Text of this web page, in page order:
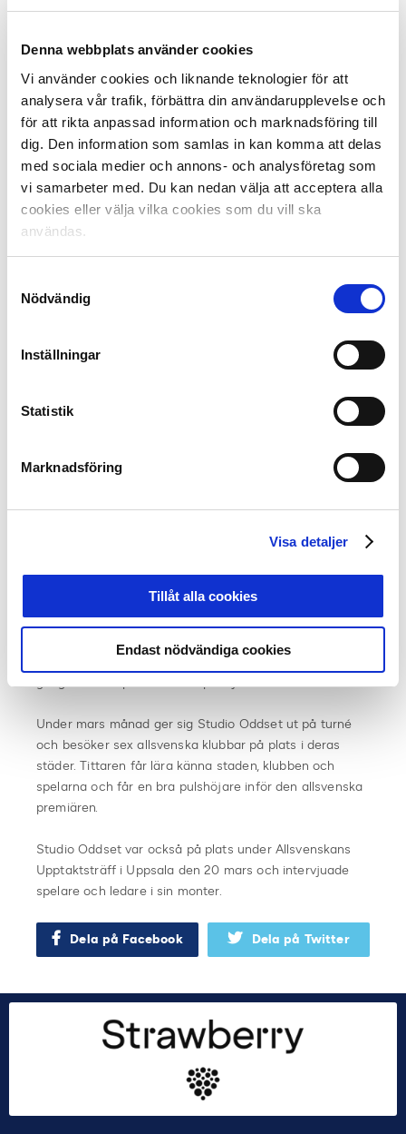
Denna webbplats använder cookies
Vi använder cookies och liknande teknologier för att
analysera vår trafik, förbättra din användarupplevelse och
för att rikta anpassad information och marknadsföring till
dig. Den information som samlas in kan komma att delas
med sociala medier och annons- och analysföretag som
vi samarbeter med. Du kan nedan välja att acceptera alla
cookies eller välja vilka cookies som du vill ska
användas.
Nödvändig
Inställningar
Statistik
Marknadsföring
Visa detaljer
Tillåt alla cookies
Endast nödvändiga cookies
över. Vårt program har varit en framgång redan nu och
formspråk i Studio Oddset. Det är högt i tak och det är
kompissnack emellan som gör programmen bra. Just
snacket och profilerna bakom, det är det som är det
viktiga.
De sex avsnitten sänds på Svenskaspel.se, Oddsets
Facebook,
Svenska Spels youtubekanal
och går även
att se på expressens digitala kanaler.
Roadtrip Örebro
Roadtrip AFC Eskilstuna
Roadtrip Djurgården
Måndag 10 april
Torsdag 14 april
Roadtrip GIF Sundsvall
Svenska Spels studioprogram Studio Oddset sänds en
Under mars månad ger sig Studio Oddset ut på turné
och besöker sex allsvenska klubbar på plats i deras
städer. Tittaren får lära känna staden, klubben och
spelarna och får en bra pulshöjare inför den allsvenska
premiären.
Studio Oddset var också på plats under Allsvenskans
Upptaktsträff i Uppsala den 20 mars och intervjuade
spelare och ledare i sin monter.
Dela på Facebook Dela på Twitter